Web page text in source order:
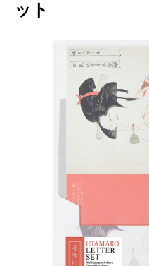
ット
・浮世絵ステーショナ
ム筆記用紙」を使用。
メーカー希望小売価格：
・手紙を受け取られた方が、